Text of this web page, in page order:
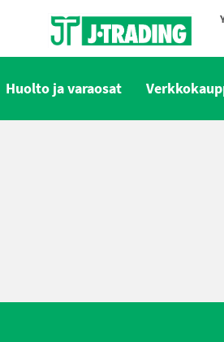
Huolto ja varaosat